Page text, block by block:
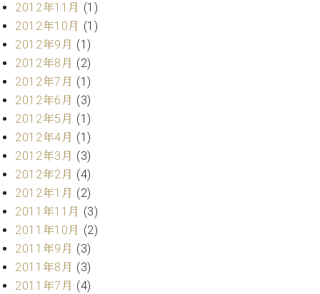
尾山調律師のブ
ログ Die
Musikgasse（音
楽の小道）
2012年11月 (1)
2012年10月 (1)
2012年9月 (1)
2012年8月 (2)
2012年7月 (1)
2012年6月 (3)
2012年5月 (1)
2012年4月 (1)
2012年3月 (3)
2012年2月 (4)
2012年1月 (2)
2011年11月 (3)
2011年10月 (2)
2011年9月 (3)
2011年8月 (3)
2011年7月 (4)